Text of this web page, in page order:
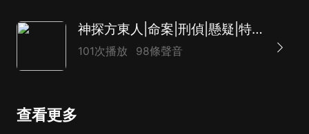
神探方東人|命案|刑偵|懸疑|特異功能|精分|暗黑|倫理|都市言情
101次播放 98條聲音
查看更多